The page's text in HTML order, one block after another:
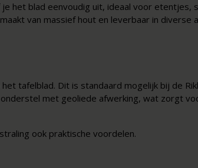
het blad eenvoudig uit, ideaal voor etentjes,
van massief hout en leverbaar in diverse
tafelblad. Dit is standaard mogelijk bij de
met geoliede afwerking, wat zorgt
ook praktische voordelen.